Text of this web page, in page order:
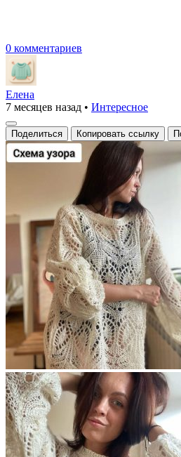
0 комментариев
Елена
7 месяцев назад • Интересное
Поделиться Копировать ссылку